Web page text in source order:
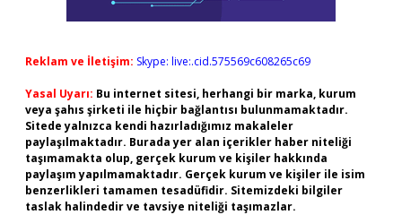
Reklam ve İletişim: Skype: live:.cid.575569c608265c69
Yasal Uyarı: Bu internet sitesi, herhangi bir marka, kurum
veya şahıs şirketi ile hiçbir bağlantısı bulunmamaktadır.
Sitede yalnızca kendi hazırladığımız makaleler
paylaşılmaktadır. Burada yer alan içerikler haber niteliği
taşımamakta olup, gerçek kurum ve kişiler hakkında
paylaşım yapılmamaktadır. Gerçek kurum ve kişiler ile isim
benzerlikleri tamamen tesadüfidir. Sitemizdeki bilgiler
taslak halindedir ve tavsiye niteliği taşımazlar.